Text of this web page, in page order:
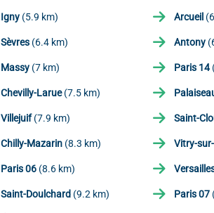
Igny (5.9 km) Arcueil
Sèvres (6.4 km) Antony
Massy (7 km) Paris 14
Chevilly-Larue(7.5 km)
Villejuif(7.9 km) Saint-
Chilly-Mazarin (8.3 km) Vitry-
Paris 06 (8.6 km)
Saint-Doulchard (9.2 km) Paris 07